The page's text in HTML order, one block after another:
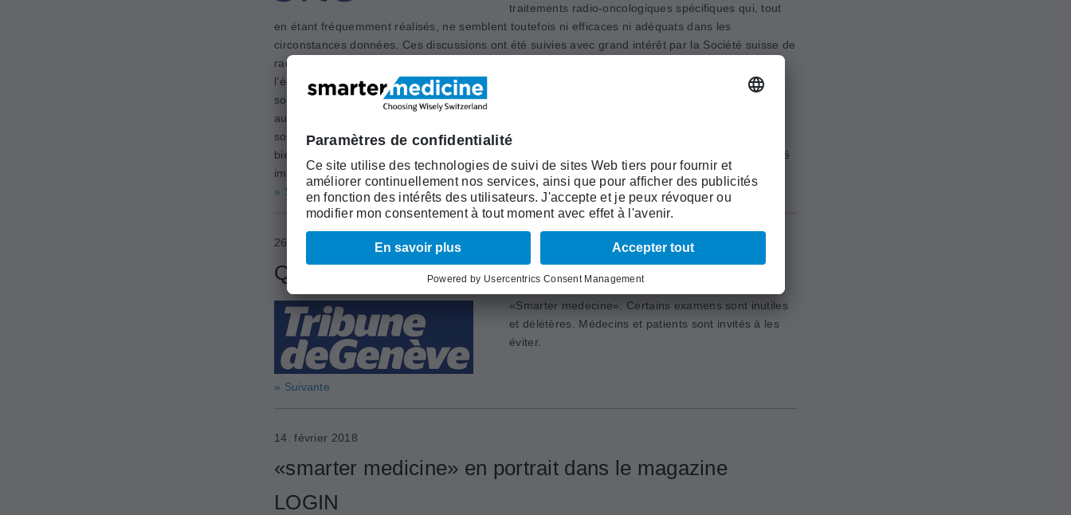
traitements radio-oncologiques spécifiques qui, tout
en étant fréquemment réalisés, ne semblent toutefois ni efficaces ni adéquats dans les
circonstances données. Ces discussions ont été suivies avec grand intérêt par la ­Société suisse de
radio-oncologie (SRO) qui a ensuite chargé son comité de direction de l’évaluation et de
l’élaboration d’une telle liste top-5 pour le domaine de la radio-oncologie en Suisse. La SRO
souhaite amorcer une discussion sur le thème de la prise en charge radio-oncologique conforme
aux besoins des patientes et des patients souffrant d’un cancer, non seulement au sein des
sociétés de discipline, mais également au niveau multidisciplinaire et interprofessionnel, pour le
bien des personnes concernées et de leurs proches, ainsi que pour les professionnels de la santé
impliqués.
» Suivante
26. février 2018
Quand soigner moins, c’est mieux
«Smarter medecine»: Certains examens sont inutiles
et délétères. Médecins et patients sont invités à les
éviter.
» Suivante
14. février 2018
«smarter medicine» en portrait dans le magazine
LOGIN